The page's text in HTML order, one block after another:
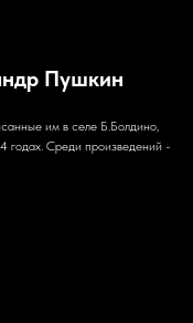
Пушкин
им в селе Б.Болдино,
годах. Среди произведений -